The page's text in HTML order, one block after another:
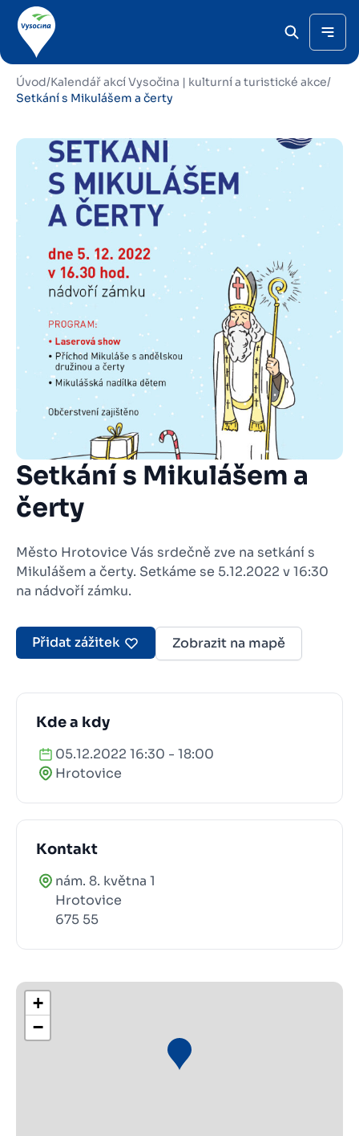
Úvod/Kalendář akcí Vysočina | kulturní a turistické akce/
Setkání s Mikulášem a čerty
Setkání s Mikulášem a
čerty
Město Hrotovice Vás srdečně zve na setkání s
Mikulášem a čerty. Setkáme se 5.12.2022 v 16:30
na nádvoří zámku.
Přidat zážitek Zobrazit na mapě
Kde a kdy
05.12.2022 16:30 - 18:00
Hrotovice
Kontakt
nám. 8. května 1
Hrotovice
675 55
+
−